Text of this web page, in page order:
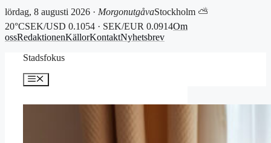
lördag, 8 augusti 2026 · MorgonutgåvaStockholm ⛅
20°CSEK/USD 0.1054 · SEK/EUR 0.0914Om
ossRedaktionenKällorKontaktNyhetsbrev
Stadsfokus
Meny